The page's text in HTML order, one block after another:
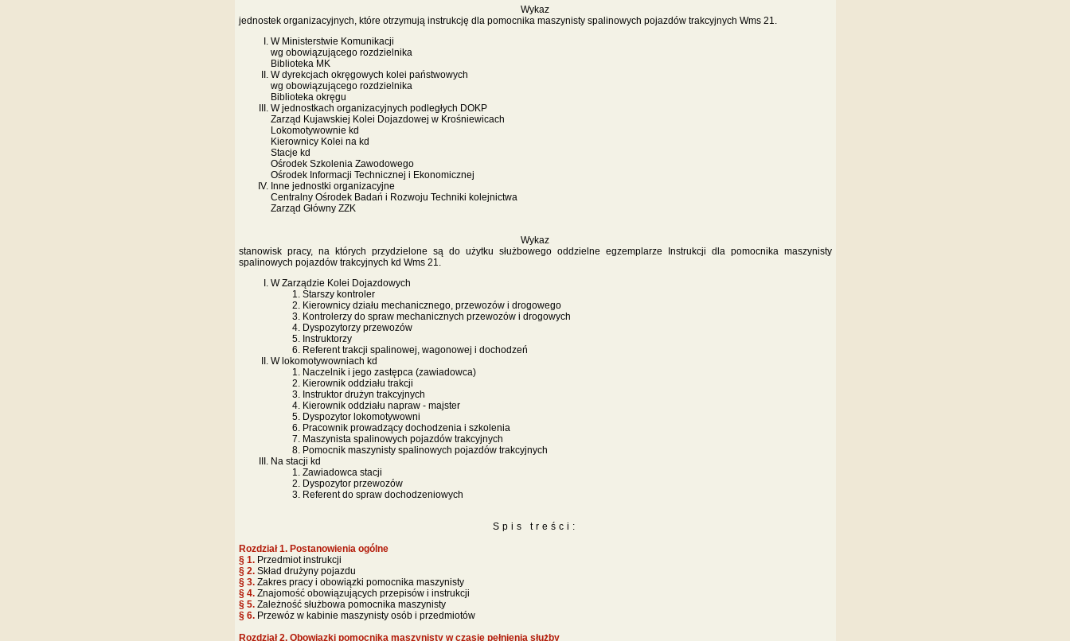
Wykaz
jednostek organizacyjnych, które otrzymują instrukcję dla pomocnika maszynisty spalinowych pojazdów trakcyjnych Wms 21.
W Ministerstwie Komunikacji
wg obowiązującego rozdzielnika
Biblioteka MK
W dyrekcjach okręgowych kolei państwowych
wg obowiązującego rozdzielnika
Biblioteka okręgu
W jednostkach organizacyjnych podległych DOKP
Zarząd Kujawskiej Kolei Dojazdowej w Krośniewicach
Lokomotywownie kd
Kierownicy Kolei na kd
Stacje kd
Ośrodek Szkolenia Zawodowego
Ośrodek Informacji Technicznej i Ekonomicznej
Inne jednostki organizacyjne
Centralny Ośrodek Badań i Rozwoju Techniki kolejnictwa
Zarząd Główny ZZK
Wykaz
stanowisk pracy, na których przydzielone są do użytku służbowego oddzielne egzemplarze Instrukcji dla pomocnika maszynisty
spalinowych pojazdów trakcyjnych kd Wms 21.
W Zarządzie Kolei Dojazdowych
Starszy kontroler
Kierownicy działu mechanicznego, przewozów i drogowego
Kontrolerzy do spraw mechanicznych przewozów i drogowych
Dyspozytorzy przewozów
Instruktorzy
Referent trakcji spalinowej, wagonowej i dochodzeń
W lokomotywowniach kd
Naczelnik i jego zastępca (zawiadowca)
Kierownik oddziału trakcji
Instruktor drużyn trakcyjnych
Kierownik oddziału napraw - majster
Dyspozytor lokomotywowni
Pracownik prowadzący dochodzenia i szkolenia
Maszynista spalinowych pojazdów trakcyjnych
Pomocnik maszynisty spalinowych pojazdów trakcyjnych
Na stacji kd
Zawiadowca stacji
Dyspozytor przewozów
Referent do spraw dochodzeniowych
Spis treści:
Rozdział 1. Postanowienia ogólne
§ 1.Przedmiot instrukcji
§ 2.Skład drużyny pojazdu
§ 3.Zakres pracy i obowiązki pomocnika maszynisty
§ 4.Znajomość obowiązujących przepisów i instrukcji
§ 5.Zależność służbowa pomocnika maszynisty
§ 6.Przewóz w kabinie maszynisty osób i przedmiotów
Rozdział 2. Obowiązki pomocnika maszynisty w czasie pełnienia służby